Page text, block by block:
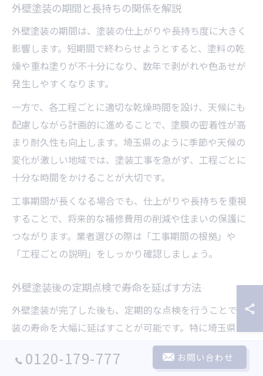
外壁塗装の期間と長持ちの関係を解説
外壁塗装の期間は、塗装の仕上がりや長持ち度に大きく
影響します。短期間で終わらせようとすると、塗料の乾
燥や重ね塗りが不十分になり、数年で剥がれや色あせが
発生しやすくなります。
一方で、各工程ごとに適切な乾燥時間を設け、天候にも
配慮しながら計画的に進めることで、塗膜の密着性が高
まり耐久性も向上します。埼玉県のように季節や天候の
変化が激しい地域では、塗装工事を急がず、工程ごとに
十分な時間をかけることが大切です。
工事期間が長くなる場合でも、仕上がりや長持ちを重視
することで、将来的な補修費用の削減や住まいの保護に
つながります。業者選びの際は「工事期間の根拠」や
「工程ごとの説明」をしっかり確認しましょう。
外壁塗装後の定期点検で寿命を延ばす方法
外壁塗装が完了した後も、定期的な点検を行うことで塗
装の寿命を大幅に延ばすことが可能です。特に埼玉県の
ように気温差や湿度の変動が大きい地域では、外壁の劣
化サインを早期に発見することが重要となります。
0120-179-777 お問い合わせ